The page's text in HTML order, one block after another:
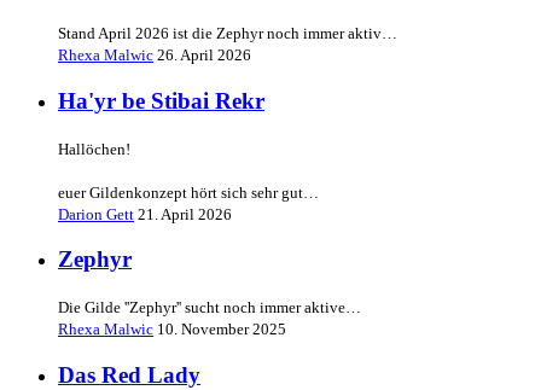
Stand April 2026 ist die Zephyr noch immer aktiv…
Rhexa Malwic 26. April 2026
Ha'yr be Stibai Rekr
Hallöchen!
euer Gildenkonzept hört sich sehr gut…
Darion Gett 21. April 2026
Zephyr
Die Gilde ''Zephyr'' sucht noch immer aktive…
Rhexa Malwic 10. November 2025
Das Red Lady